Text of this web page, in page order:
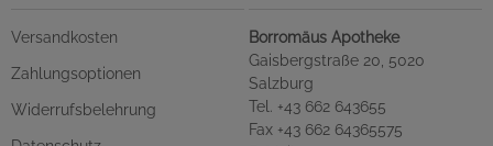
Versandkosten
Zahlungsoptionen
Widerrufsbelehrung
Borromäus Apotheke
Gaisbergstraße 20, 5020
Salzburg
Tel. +43 662 643655
Fax +43 662 64365575